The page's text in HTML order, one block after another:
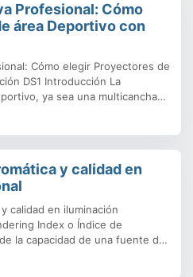
Profesional: Cómo
área Deportivo con
Cómo elegir Proyectores de
DS1 Introducción La
ya sea una multicancha
no se trata solo de
y calidad en
calidad en iluminación
Index o Índice de
la capacidad de una fuente de
de manera fiel en comparación